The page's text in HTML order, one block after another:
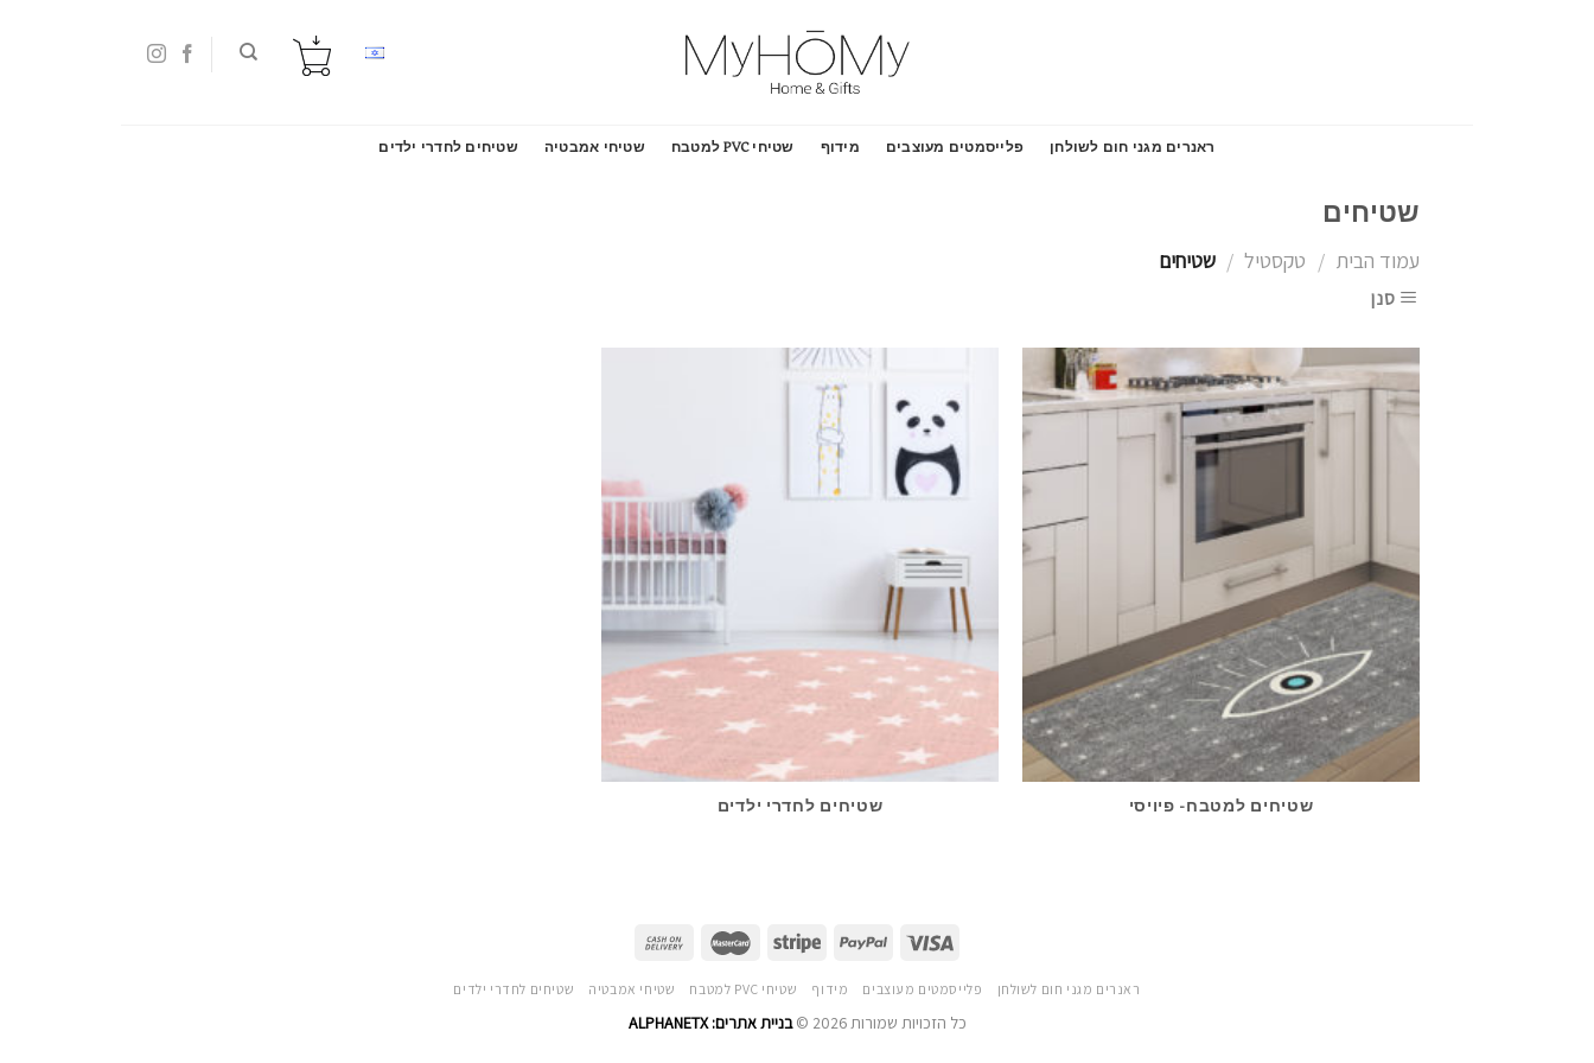
ראנרים מגני חום לשולחן פלייסמטים מעוצבים מידוף שטיחי PVC למטבח שטיחי אמבטיה שטיחים לחדרי ילדים
שטיחים
עמוד הבית / טקסטיל / שטיחים
סנן
שטיחים למטבח- פיויסי שטיחים לחדרי ילדים
ראנרים מגני חום לשולחן פלייסמטים מעוצבים מידוף שטיחי PVC למטבח שטיחי אמבטיה שטיחים לחדרי ילדים
כל הזכויות שמורות 2026 © בניית אתרים: ALPHANETX